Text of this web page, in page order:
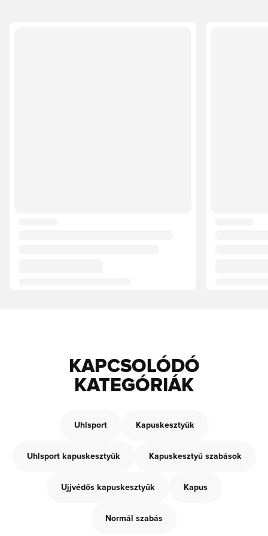
KAPCSOLÓDÓ
KATEGÓRIÁK
Uhlsport Kapuskesztyűk
Uhlsport kapuskesztyűk Kapuskesztyű szabások
Ujjvédős kapuskesztyűk Kapus
Normál szabás